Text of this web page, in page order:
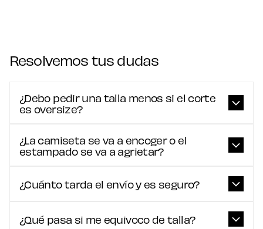
Resolvemos tus dudas
¿Debo pedir una talla menos si el corte
es oversize?
¿La camiseta se va a encoger o el
estampado se va a agrietar?
¿Cuánto tarda el envío y es seguro?
¿Qué pasa si me equivoco de talla?